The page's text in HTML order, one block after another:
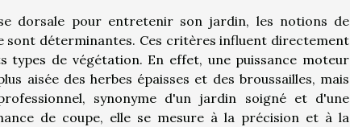
dorsale pour entretenir son jardin, les notions de
sont déterminantes. Ces critères influent directement
de végétation. En effet, une puissance moteur
aisée des herbes épaisses et des broussailles, mais
synonyme d'un jardin soigné et d'une
de coupe, elle se mesure à la précision et à la